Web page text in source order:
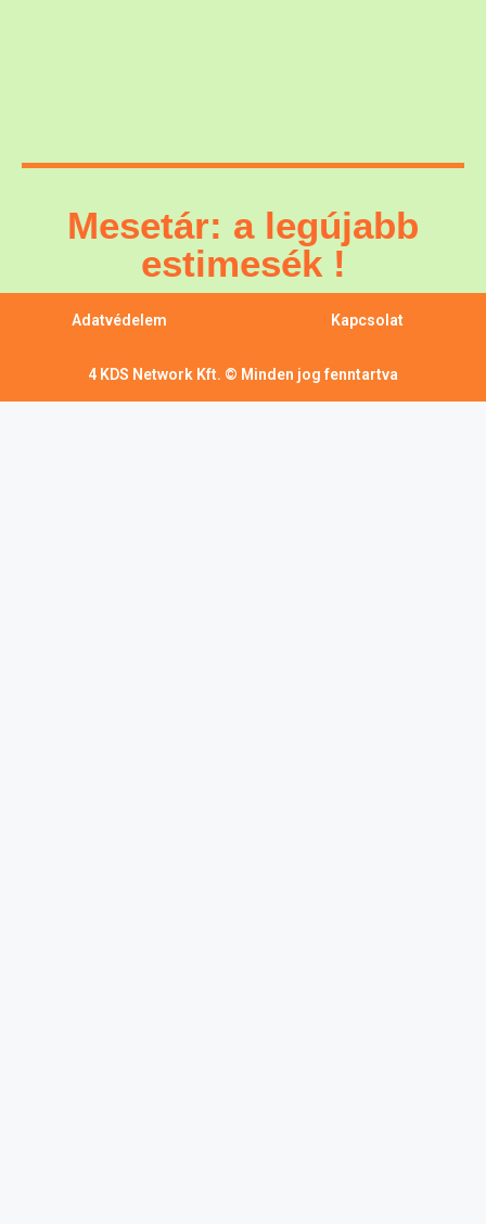
Mesetár: a legújabb
estimesék !
Adatvédelem Kapcsolat
4 KDS Network Kft. © Minden jog fenntartva